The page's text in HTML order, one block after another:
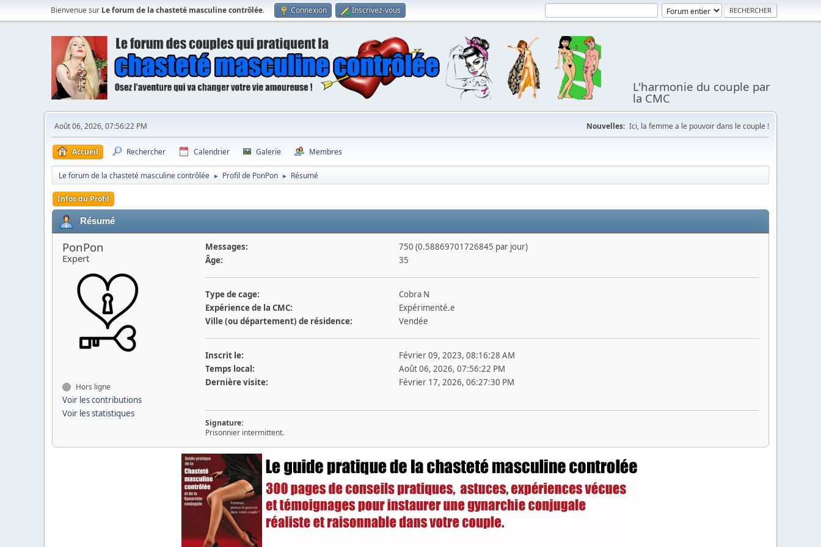
Bienvenue sur Le forum de la chasteté masculine contrôlée. Connexion Inscrivez-vous
L'harmonie du couple par
la CMC
Août 06, 2026, 07:56:22 PM Nouvelles: Ici, la femme a le pouvoir dans le couple !
Accueil Rechercher Calendrier Galerie Membres
Le forum de la chasteté masculine contrôlée ► Profil de PonPon ► Résumé
Infos du Profil
Résumé
PonPon
Expert
Hors ligne
Voir les contributions
Voir les statistiques
Messages:
750 (0.58869701726845 par jour)
Âge:
35
Type de cage:
Cobra N
Expérience de la CMC:
Expérimenté.e
Ville (ou département) de résidence:
Vendée
Inscrit le:
Février 09, 2023, 08:16:28 AM
Temps local:
Août 06, 2026, 07:56:22 PM
Dernière visite:
Février 17, 2026, 06:27:30 PM
Signature:
Prisonnier intermittent.